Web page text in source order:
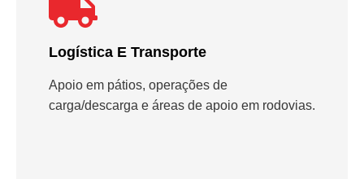
Logística E Transporte
Apoio em pátios, operações de
carga/descarga e áreas de apoio em rodovias.